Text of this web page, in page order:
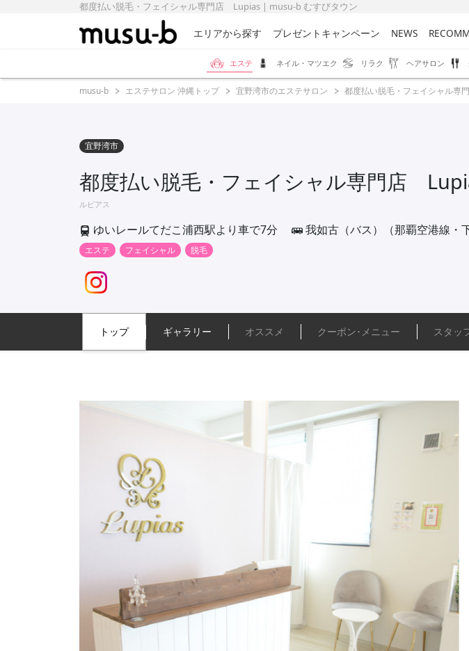
都度払い脱毛・フェイシャル専門店 Lupias | musu-b むすびタウン
エリアから探す プレゼントキャンペーン NEWS
エステ ネイル・マツエク リラク ヘアサロン
musu-b エステサロン 沖縄トップ 宜野湾市のエステサロン 都度払い脱毛・フェイシャル専
宜野湾市
都度払い脱毛・フェイシャル専門店
ルピアス
ゆいレールてだこ浦西駅より車で7分 我如古（バス）（那覇空港線・
エステ フェイシャル 脱毛
トップ ギャラリー オススメ クーポン･ メニュー スタッ